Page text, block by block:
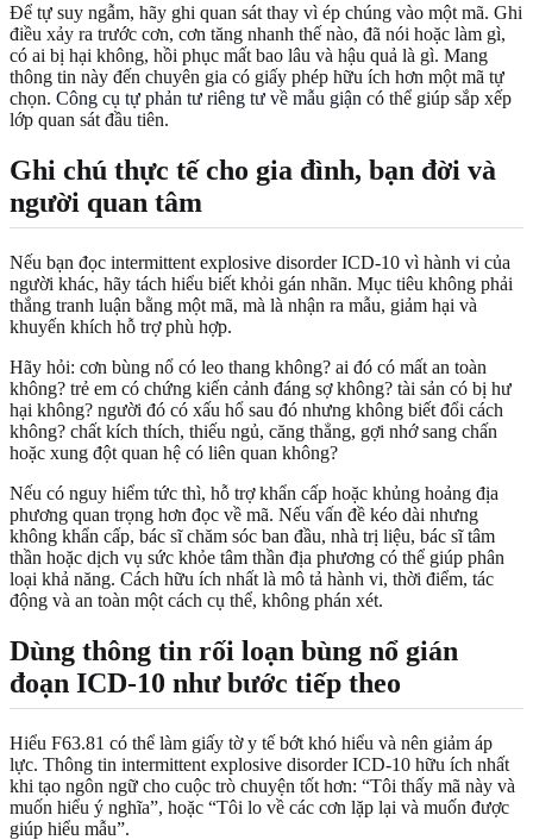
Để tự suy ngẫm, hãy ghi quan sát thay vì ép chúng vào một mã. Ghi
điều xảy ra trước cơn, cơn tăng nhanh thế nào, đã nói hoặc làm gì,
có ai bị hại không, hồi phục mất bao lâu và hậu quả là gì. Mang
thông tin này đến chuyên gia có giấy phép hữu ích hơn một mã tự
chọn. Công cụ tự phản tư riêng tư về mẫu giận có thể giúp sắp xếp
lớp quan sát đầu tiên.
Ghi chú thực tế cho gia đình, bạn đời và
người quan tâm
Nếu bạn đọc intermittent explosive disorder ICD-10 vì hành vi của
người khác, hãy tách hiểu biết khỏi gán nhãn. Mục tiêu không phải
thắng tranh luận bằng một mã, mà là nhận ra mẫu, giảm hại và
khuyến khích hỗ trợ phù hợp.
Hãy hỏi: cơn bùng nổ có leo thang không? ai đó có mất an toàn
không? trẻ em có chứng kiến cảnh đáng sợ không? tài sản có bị hư
hại không? người đó có xấu hổ sau đó nhưng không biết đổi cách
không? chất kích thích, thiếu ngủ, căng thẳng, gợi nhớ sang chấn
hoặc xung đột quan hệ có liên quan không?
Nếu có nguy hiểm tức thì, hỗ trợ khẩn cấp hoặc khủng hoảng địa
phương quan trọng hơn đọc về mã. Nếu vấn đề kéo dài nhưng
không khẩn cấp, bác sĩ chăm sóc ban đầu, nhà trị liệu, bác sĩ tâm
thần hoặc dịch vụ sức khỏe tâm thần địa phương có thể giúp phân
loại khả năng. Cách hữu ích nhất là mô tả hành vi, thời điểm, tác
động và an toàn một cách cụ thể, không phán xét.
Dùng thông tin rối loạn bùng nổ gián
đoạn ICD-10 như bước tiếp theo
Hiểu F63.81 có thể làm giấy tờ y tế bớt khó hiểu và nên giảm áp
lực. Thông tin intermittent explosive disorder ICD-10 hữu ích nhất
khi tạo ngôn ngữ cho cuộc trò chuyện tốt hơn: “Tôi thấy mã này và
muốn hiểu ý nghĩa”, hoặc “Tôi lo về các cơn lặp lại và muốn được
giúp hiểu mẫu”.